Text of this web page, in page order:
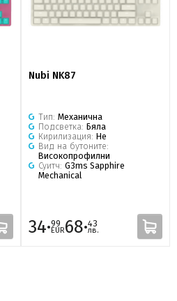
Nubi NK87
Тип: Механична
Подсветка: Бяла
Кирилизация: Не
Вид на бутоните:
Високопрофилни
Суитч: G3ms Sapphire
Mechanical
34·99
EUR68·43
лв.